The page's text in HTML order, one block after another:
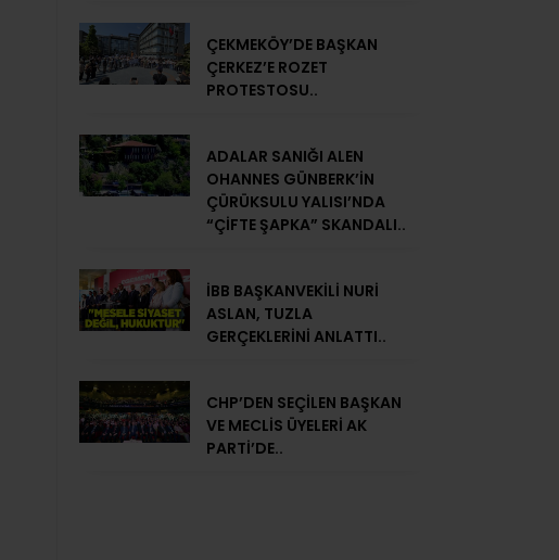
ÇEKMEKÖY’DE BAŞKAN
ÇERKEZ’E ROZET
PROTESTOSU..
ADALAR SANIĞI ALEN
OHANNES GÜNBERK’İN
ÇÜRÜKSULU YALISI’NDA
“ÇİFTE ŞAPKA” SKANDALI..
İBB BAŞKANVEKİLİ NURİ
ASLAN, TUZLA
GERÇEKLERİNİ ANLATTI..
CHP’DEN SEÇİLEN BAŞKAN
VE MECLİS ÜYELERİ AK
PARTİ’DE..